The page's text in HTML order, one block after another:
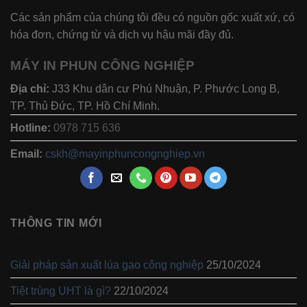
Các sản phẩm của chúng tôi đều có nguồn gốc xuất xứ, có
hóa đơn, chứng từ và dịch vụ hậu mãi đầy đủ.
MÁY IN PHUN CÔNG NGHIỆP
Địa chỉ: J33 Khu dân cư Phú Nhuận, P. Phước Long B,
TP. Thủ Đức, TP. Hồ Chí Minh.
Hotline: 0978 715 636
Email: cskh@mayinphuncongnghiep.vn
THÔNG TIN MỚI
Giải pháp sản xuất lúa gạo công nghiệp 25/10/2024
Tiệt trùng UHT là gì? 22/10/2024